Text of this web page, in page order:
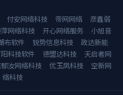
付安网络科技 帝网网络
彦鑫弱
网络科技 开心网络服务
小旭音
布软件 锐势信息科技
政达新能
科技软件 德盟达科技
天启者网
汝网络科技 优玉凤科技
空新网
络科技